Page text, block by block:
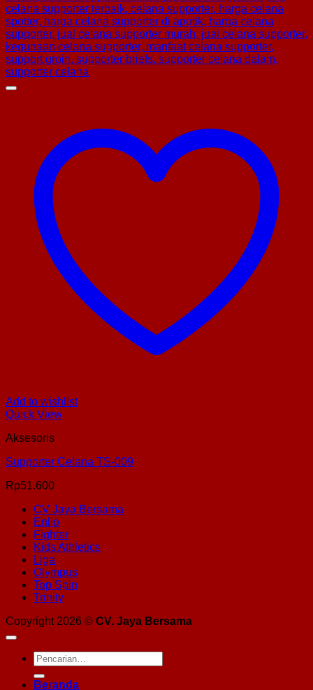
Add to wishlist
Quick View
Aksesoris
Supporter Celana TS-009
Rp51.600
CV Jaya Bersama
Enlio
Fighter
Kids Athletics
Liga
Olympus
Top Spin
Trinity
Copyright 2026 © CV. Jaya Bersama
Pencarian
untuk:
Beranda